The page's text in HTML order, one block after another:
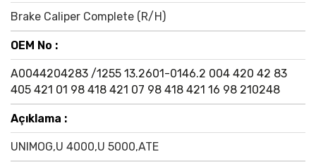
Brake Caliper Complete (R/H)
OEM No :
A0044204283 /1255 13.2601-0146.2 004 420 42 83
405 421 01 98 418 421 07 98 418 421 16 98 210248
Açıklama :
UNIMOG,U 4000,U 5000,ATE